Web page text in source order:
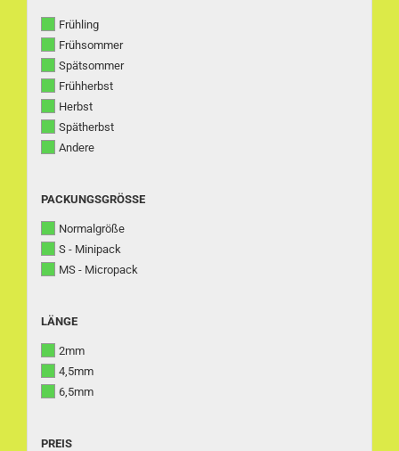
Frühling
Frühsommer
Spätsommer
Frühherbst
Herbst
Spätherbst
Andere
PACKUNGSGRÖSSE
PACKUNGSGRÖSSE
Normalgröße
S - Minipack
MS - Micropack
LÄNGE
LÄNGE
2mm
4,5mm
6,5mm
PREIS
PREIS